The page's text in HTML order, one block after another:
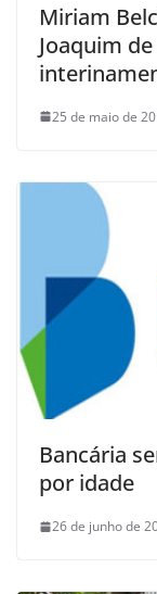
Miriam
Joaquim
25 de maio de
Bancária
por idade
26 de junho de